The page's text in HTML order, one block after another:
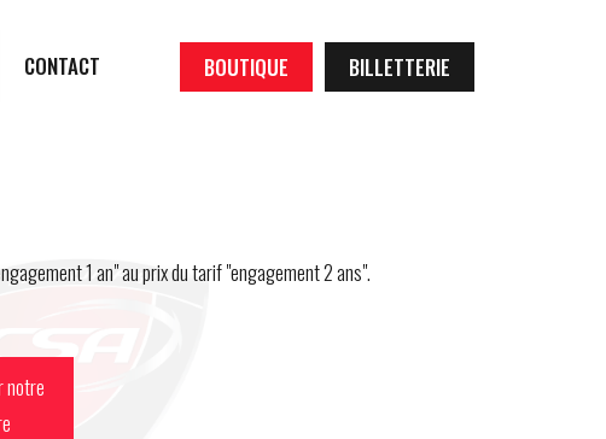
CONTACT BOUTIQUE BILLETTERIE
1 an" au prix du tarif "engagement 2 ans".
notre